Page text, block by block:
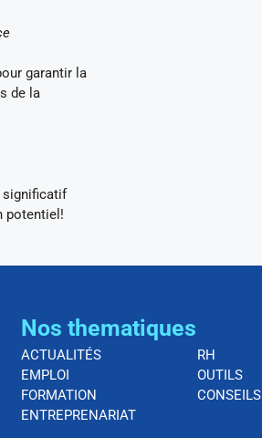
garantir la
de la
significatif
potentiel!
Nos thematiques
ACTUALITÉS
EMPLOI
FORMATION
ENTREPRENARIAT
RH
OUTILS
CONSEILS